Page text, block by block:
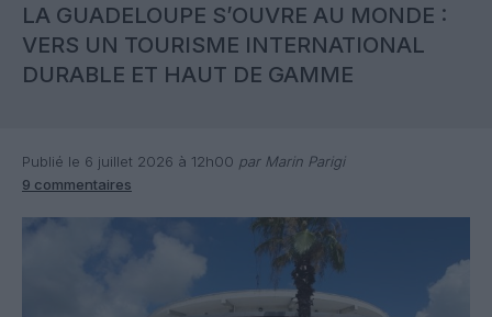
LA GUADELOUPE S’OUVRE AU MONDE :
VERS UN TOURISME INTERNATIONAL
DURABLE ET HAUT DE GAMME
Publié le 6 juillet 2026 à 12h00 par Marin Parigi
9 commentaires